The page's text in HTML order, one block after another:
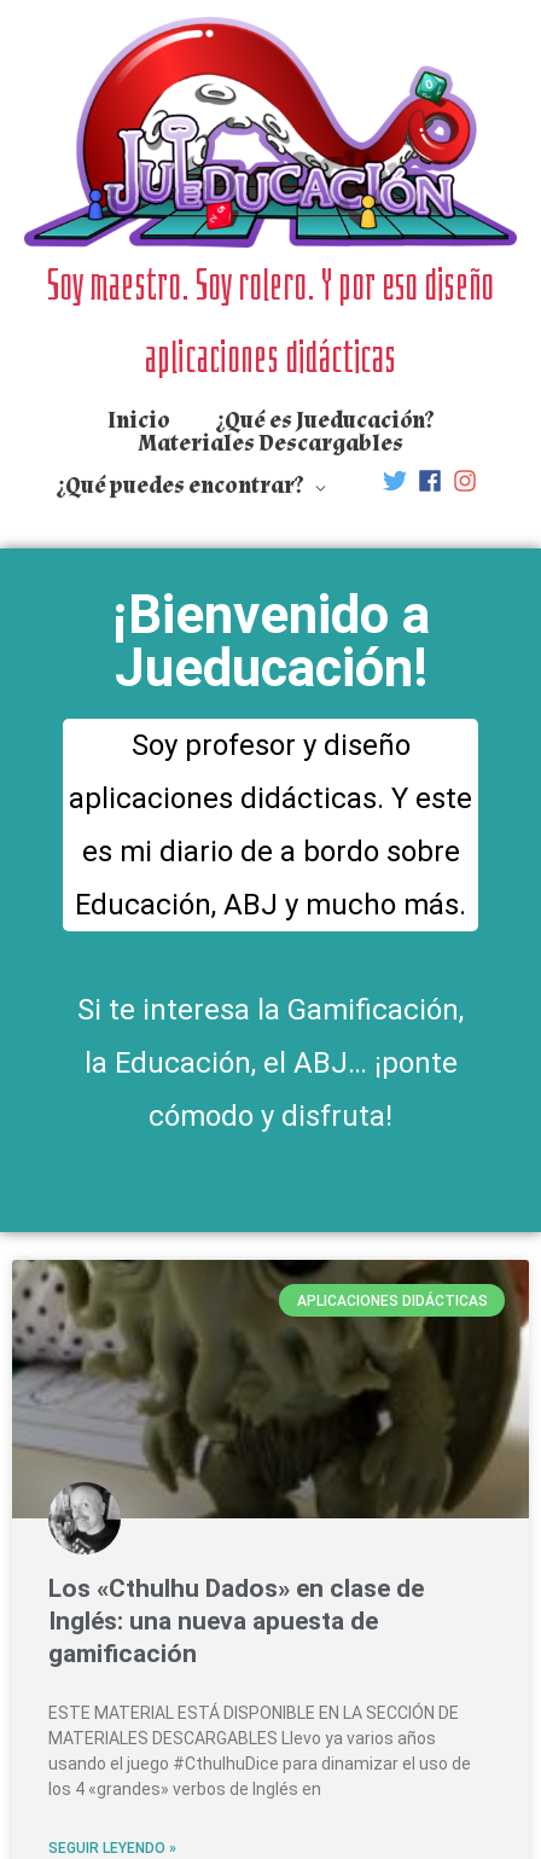
Soy maestro. Soy rolero. Y por eso diseño
aplicaciones didácticas
Inicio ¿Qué es Jueducación?
Materiales Descargables
¿Qué puedes encontrar?
¡Bienvenido a
Jueducación!
Soy profesor y diseño
aplicaciones didácticas. Y este
es mi diario de a bordo sobre
Educación, ABJ y mucho más.
Si te interesa la Gamificación,
la Educación, el ABJ… ¡ponte
cómodo y disfruta!
APLICACIONES DIDÁCTICAS
Los «Cthulhu Dados» en clase de
Inglés: una nueva apuesta de
gamificación
ESTE MATERIAL ESTÁ DISPONIBLE EN LA SECCIÓN DE
MATERIALES DESCARGABLES Llevo ya varios años
usando el juego #CthulhuDice para dinamizar el uso de
los 4 «grandes» verbos de Inglés en
SEGUIR LEYENDO »